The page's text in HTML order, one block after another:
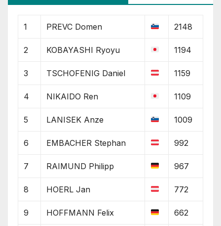
1 PREVC Domen 2148
2 KOBAYASHI Ryoyu 1194
3 TSCHOFENIG Daniel 1159
4 NIKAIDO Ren 1109
5 LANISEK Anze 1009
6 EMBACHER Stephan 992
7 RAIMUND Philipp 967
8 HOERL Jan 772
9 HOFFMANN Felix 662